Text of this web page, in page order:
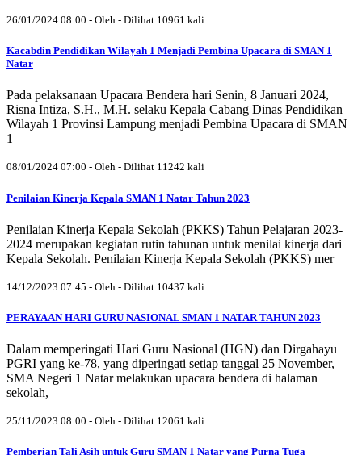
26/01/2024 08:00 - Oleh - Dilihat 10961 kali
Kacabdin Pendidikan Wilayah 1 Menjadi Pembina Upacara di SMAN 1
Natar
Pada pelaksanaan Upacara Bendera hari Senin, 8 Januari 2024,
Risna Intiza, S.H., M.H. selaku Kepala Cabang Dinas Pendidikan
Wilayah 1 Provinsi Lampung menjadi Pembina Upacara di SMAN
1
08/01/2024 07:00 - Oleh - Dilihat 11242 kali
Penilaian Kinerja Kepala SMAN 1 Natar Tahun 2023
Penilaian Kinerja Kepala Sekolah (PKKS) Tahun Pelajaran 2023-
2024 merupakan kegiatan rutin tahunan untuk menilai kinerja dari
Kepala Sekolah. Penilaian Kinerja Kepala Sekolah (PKKS) mer
14/12/2023 07:45 - Oleh - Dilihat 10437 kali
PERAYAAN HARI GURU NASIONAL SMAN 1 NATAR TAHUN 2023
Dalam memperingati Hari Guru Nasional (HGN) dan Dirgahayu
PGRI yang ke-78, yang diperingati setiap tanggal 25 November,
SMA Negeri 1 Natar melakukan upacara bendera di halaman
sekolah,
25/11/2023 08:00 - Oleh - Dilihat 12061 kali
Pemberian Tali Asih untuk Guru SMAN 1 Natar yang Purna Tuga